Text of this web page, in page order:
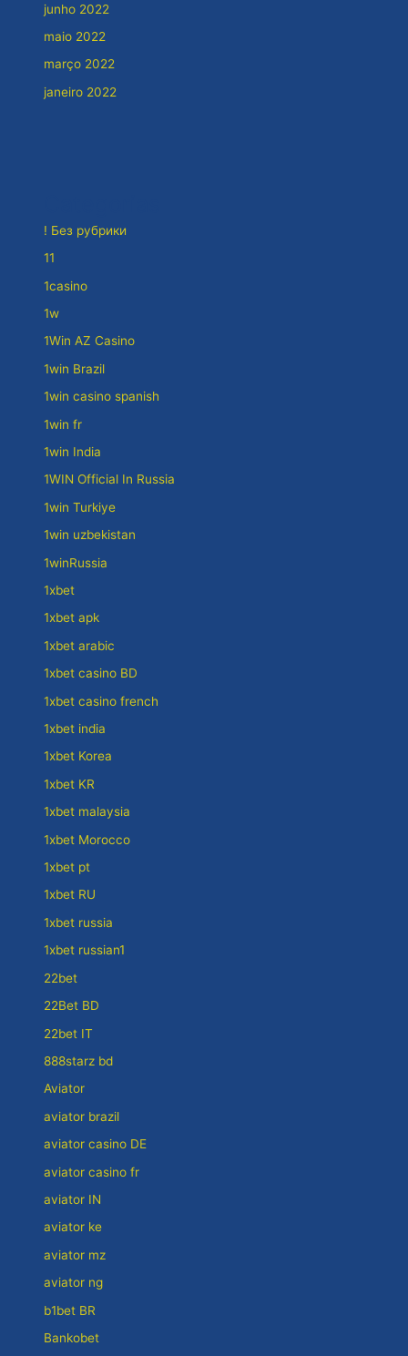
junho 2022
maio 2022
março 2022
janeiro 2022
! Без рубрики
11
1casino
1w
1Win AZ Casino
1win Brazil
1win casino spanish
1win fr
1win India
1WIN Official In Russia
1win Turkiye
1win uzbekistan
1winRussia
1xbet
1xbet apk
1xbet arabic
1xbet casino BD
1xbet casino french
1xbet india
1xbet Korea
1xbet KR
1xbet malaysia
1xbet Morocco
1xbet pt
1xbet RU
1xbet russia
1xbet russian1
22bet
22Bet BD
22bet IT
888starz bd
Aviator
aviator brazil
aviator casino DE
aviator casino fr
aviator IN
aviator ke
aviator mz
aviator ng
b1bet BR
Bankobet